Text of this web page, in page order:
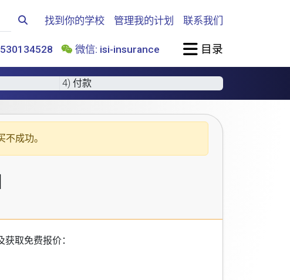
找到你的学校 管理我的计划 联系我们
微信: isi-insurance 目录
4) 付款
成功。
取免费报价：